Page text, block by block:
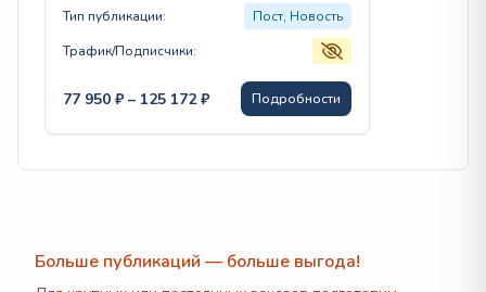
Тип публикации:
Пост, Новость
Трафик/Подписчики:
77 950 ₽ – 125 172₽Диапазон
77
Подробности
Больше публикаций — больше выгода!